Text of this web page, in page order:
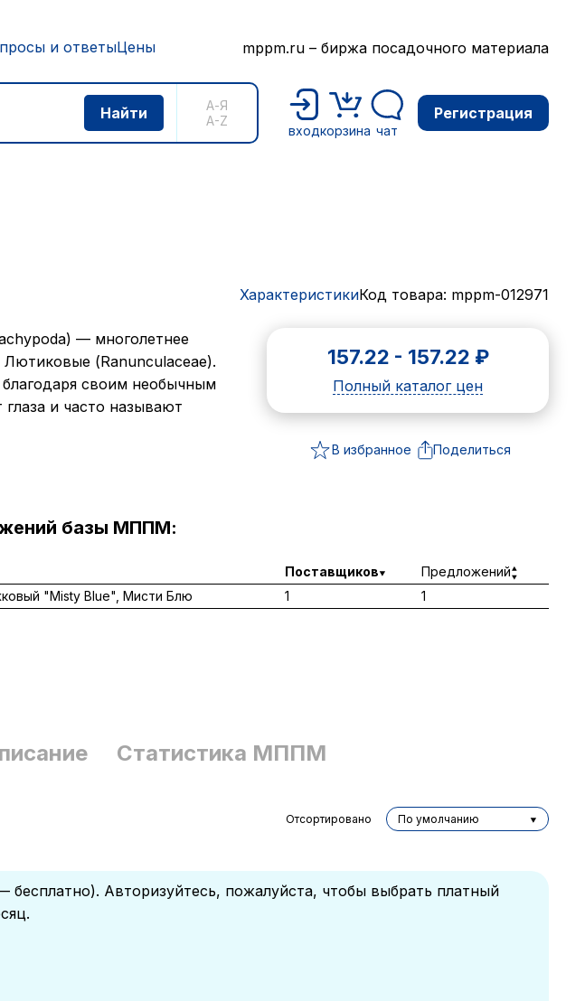
и ответыЦены mppm.ru – биржа посадочного материала
А-Я
A-Z
входкорзина чат
Регистрация
ХарактеристикиКод товара: mppm-012971
— многолетнее
Лютиковые (Ranunculaceae).
своим необычным
и часто называют
157.22 - 157.22 ₽
Полный каталог цен
В избранное Поделиться
базы МППМ:
Поставщиков
Предложений
"Misty Blue", Мисти Блю 1 1
Статистика МППМ
Отсортировано По умолчанию
Авторизуйтесь, пожалуйста, чтобы выбрать платный